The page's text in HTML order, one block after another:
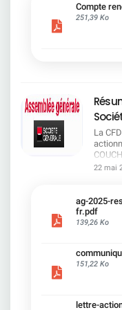
cadre du dialogue
Compte
251,39 Ko
La
solide.
une
22 mai
ag-2025-
fr.pdf
139,26 Ko
151,22 Ko
lettre-